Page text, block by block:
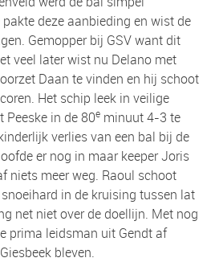
pakte deze aanbieding en wist de
Gemopper bij GSV want dit
veel later wist nu Delano met
Daan te vinden en hij schoot
Het schip leek in veilige
Peeske in de 80e minuut 4-3 te
verlies van een bal bij de
er nog in maar keeper Joris
niets meer weg. Raoul schoot
in de kruising tussen lat
net niet over de doellijn. Met nog
prima leidsman uit Gendt af
bleven.